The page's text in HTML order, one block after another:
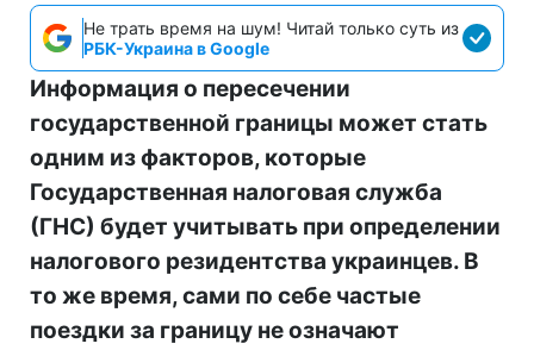
Не трать время на шум! Читай только суть из
РБК-Украина в Google
Информация о пересечении
государственной границы может стать
одним из факторов, которые
Государственная налоговая служба
(ГНС) будет учитывать при определении
налогового резидентства украинцев. В
то же время, сами по себе частые
поездки за границу не означают